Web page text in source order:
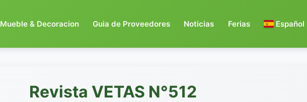
Mueble & Decoracion Guia de Proveedores Noticias Ferias Español
Revista VETAS N°512